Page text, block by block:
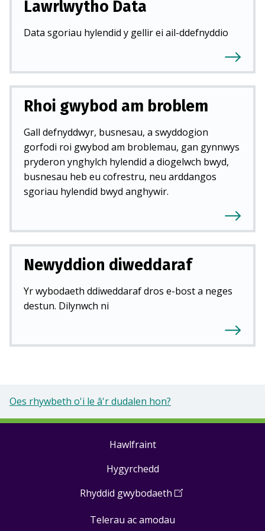
Lawrlwytho Data
Data sgoriau hylendid y gellir ei ail-ddefnyddio
Rhoi gwybod am broblem
Gall defnyddwyr, busnesau, a swyddogion
gorfodi roi gwybod am broblemau, gan gynnwys
pryderon ynghylch hylendid a diogelwch bwyd,
busnesau heb eu cofrestru, neu arddangos
sgoriau hylendid bwyd anghywir.
Newyddion diweddaraf
Yr wybodaeth ddiweddaraf dros e-bost a neges
destun. Dilynwch ni
Oes rhywbeth o'i le â'r dudalen hon?
Hawlfraint
Hygyrchedd
Rhyddid gwybodaeth (Open
a
Telerau ac amodau